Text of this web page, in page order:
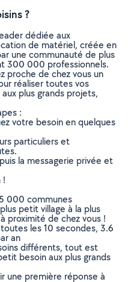
?
dédiée aux
de matériel, créée en
une communauté de plus
300 000 professionnels.
proche de chez vous un
réaliser toutes vos
plus grands projets,
:
votre besoin en quelques
particuliers et
la messagerie privée et
!
000 communes
petit village à la plus
proximité de chez vous !
les 10 secondes, 3.6
an
différents, tout est
besoin aux plus grands
une première réponse à